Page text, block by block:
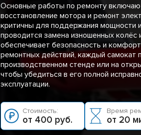
Основные работы по ремонту
восстановление мотора и ремонт
критичны для поддержания мощности
проводится замена изношенных колёс
обеспечивает безопасность и
ремонтных действий, каждый самокат
производственном стенде или на
чтобы убедиться в его полной
эксплуатации.
Стоимость:
от 400 руб.
Время
от 20